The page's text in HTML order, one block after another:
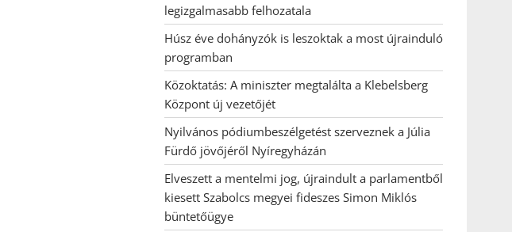
legizgalmasabb felhozatala
Húsz éve dohányzók is leszoktak a most újrainduló
programban
Közoktatás: A miniszter megtalálta a Klebelsberg
Központ új vezetőjét
Nyilvános pódiumbeszélgetést szerveznek a Júlia
Fürdő jövőjéről Nyíregyházán
Elveszett a mentelmi jog, újraindult a parlamentből
kiesett Szabolcs megyei fideszes Simon Miklós
büntetőügye